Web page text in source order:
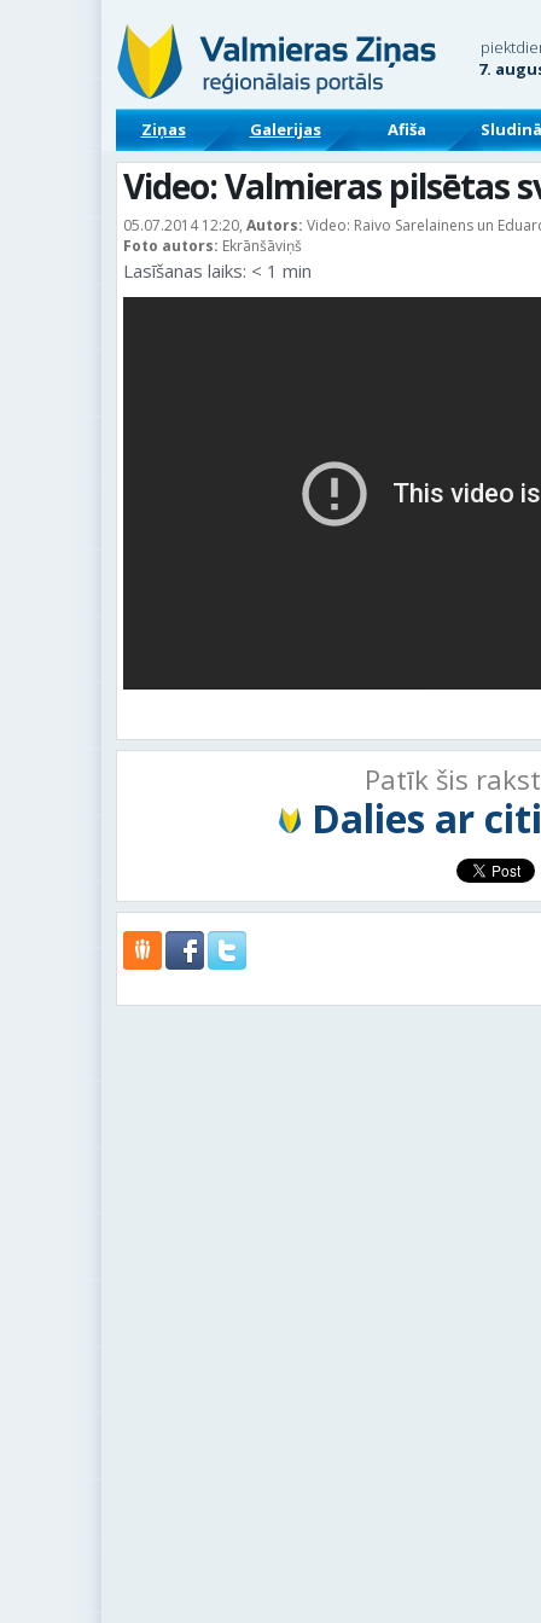
7.
Ziņas Galerijas Afiša
Video: Valmieras pilsētas
05.07.2014 12:20, Autors: Video: Raivo Sarelainens un
Foto autors: Ekrānšāviņš
Lasīšanas laiks: < 1 min
Patīk šis
Dalies ar